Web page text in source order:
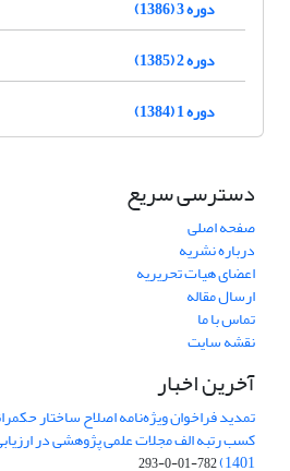
دوره 3 (1386)
دوره 2 (1385)
دوره 1 (1384)
دسترسی سریع
صفحه اصلی
درباره نشریه
اعضای هیات تحریریه
ارسال مقاله
تماس با ما
نقشه سایت
آخرین اخبار
تمدید فراخوان ویژه‌نامه اصلاح ساختار
1401)
782-01-0-293